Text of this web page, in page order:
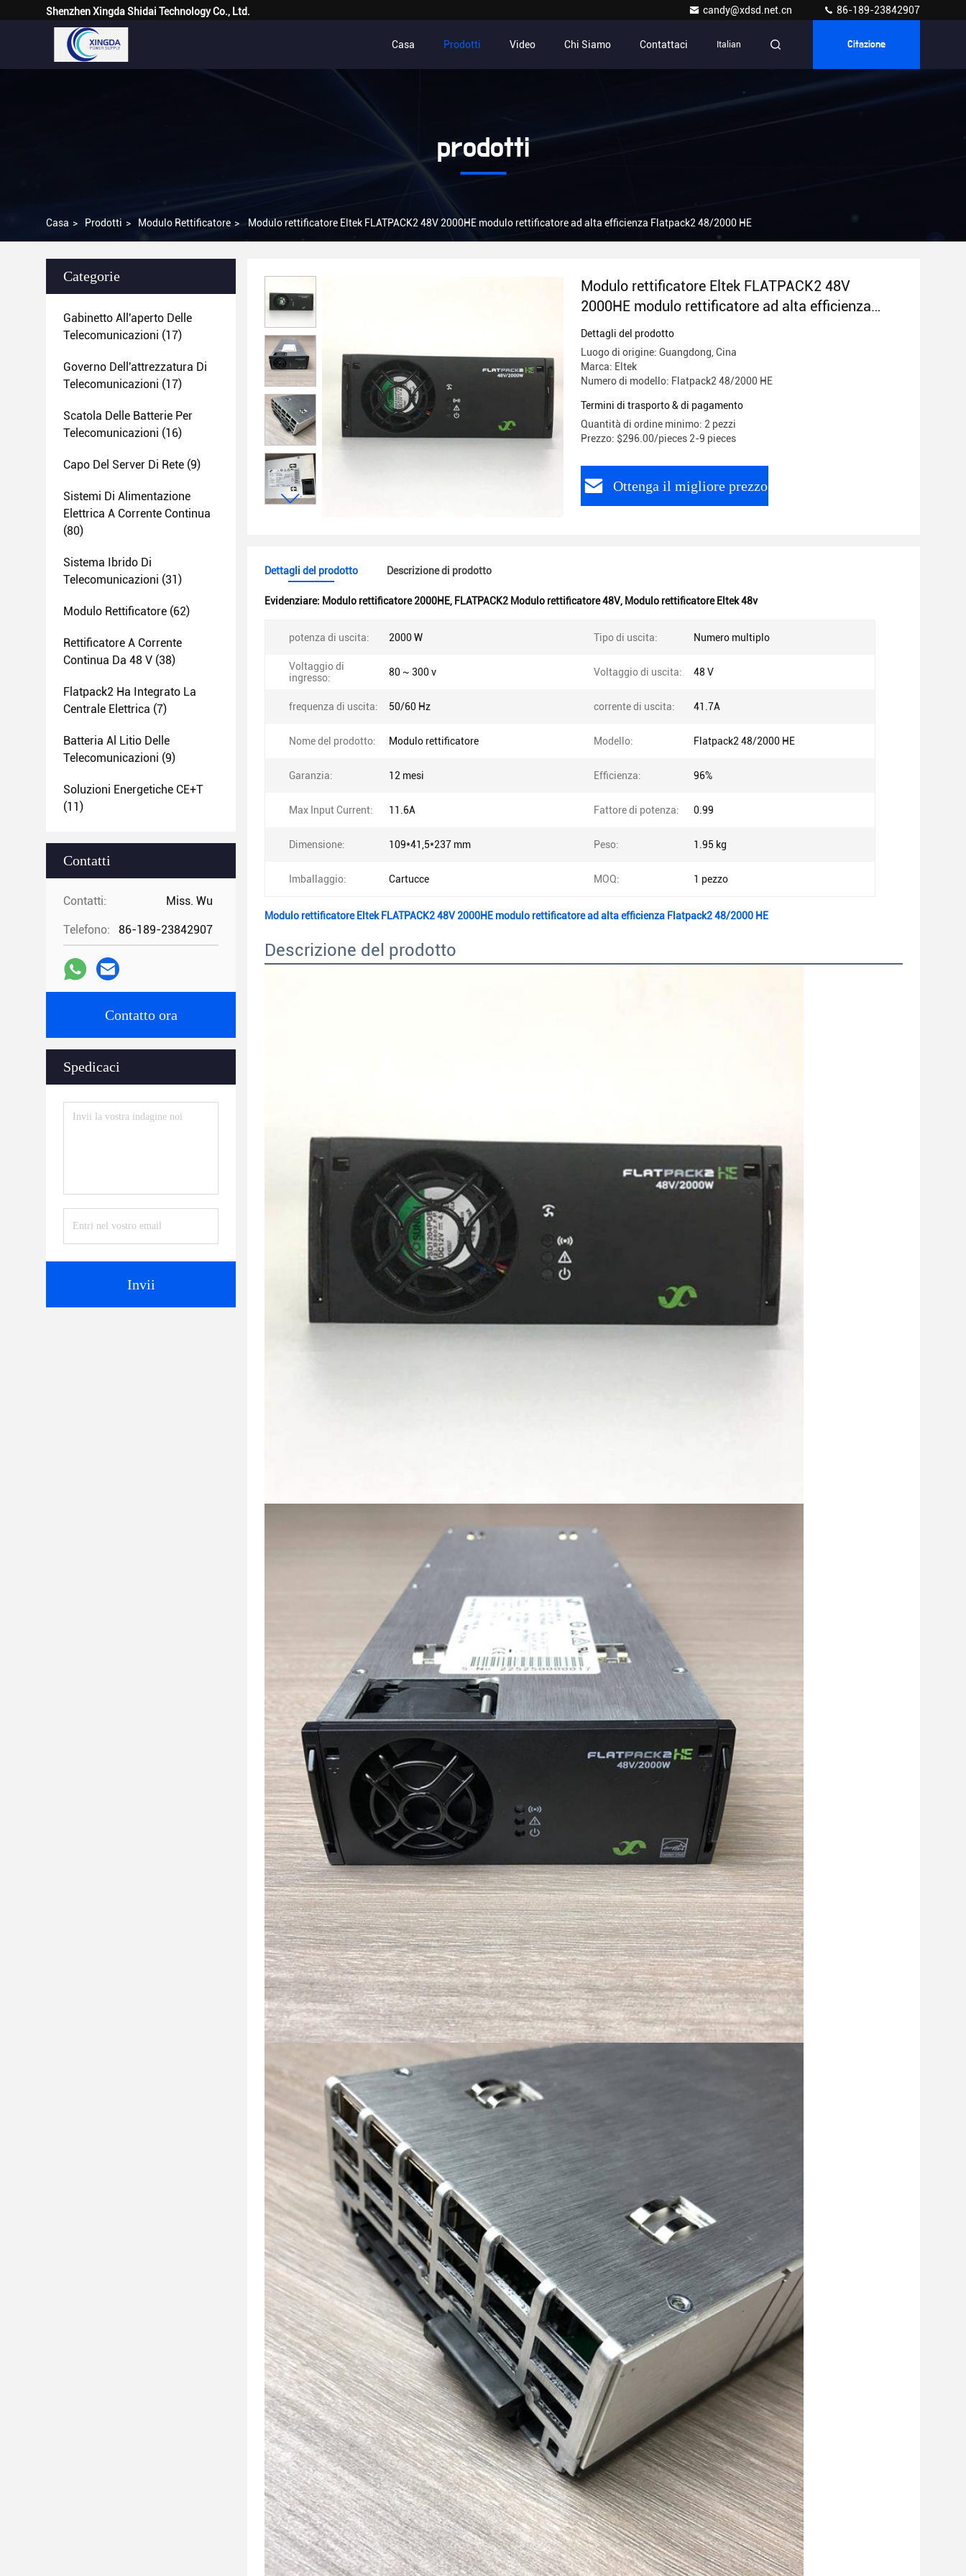
Shenzhen Xingda Shidai Technology Co., Ltd. candy@xdsd.net.cn 86-189-23842907
Casa Prodotti Video Chi Siamo Contattaci Italian Citazione
prodotti
Casa > Prodotti > Modulo Rettificatore > Modulo rettificatore Eltek FLATPACK2 48V 2000HE modulo rettificatore ad alta efficienza Flatpack2 48/2000 HE
Categorie
Gabinetto All'aperto Delle
Telecomunicazioni (17)
Governo Dell'attrezzatura Di
Telecomunicazioni (17)
Scatola Delle Batterie Per
Telecomunicazioni (16)
Capo Del Server Di Rete (9)
Sistemi Di Alimentazione
Elettrica A Corrente Continua
(80)
Sistema Ibrido Di
Telecomunicazioni (31)
Modulo Rettificatore (62)
Rettificatore A Corrente
Continua Da 48 V (38)
Flatpack2 Ha Integrato La
Centrale Elettrica (7)
Batteria Al Litio Delle
Telecomunicazioni (9)
Soluzioni Energetiche CE+T
(11)
Contatti
Contatti: Miss. Wu
Telefono: 86-189-23842907
Contatto ora
Spedicaci
Invii
Modulo rettificatore Eltek FLATPACK2 48V
2000HE modulo rettificatore ad alta efficienza
Flatpack2 48/2000 HE
Dettagli del prodotto
Luogo di origine: Guangdong, Cina
Marca: Eltek
Numero di modello: Flatpack2 48/2000 HE
Termini di trasporto & di pagamento
Quantità di ordine minimo: 2 pezzi
Prezzo: $296.00/pieces 2-9 pieces
Ottenga il migliore prezzo
Dettagli del prodotto Descrizione di prodotto
Evidenziare: Modulo rettificatore 2000HE, FLATPACK2 Modulo rettificatore 48V, Modulo rettificatore Eltek 48v
potenza di uscita: 2000 W Tipo di uscita: Numero multiplo
Voltaggio di
ingresso:
80 ~ 300 v Voltaggio di uscita: 48 V
frequenza di uscita: 50/60 Hz corrente di uscita: 41.7A
Nome del prodotto: Modulo rettificatore Modello: Flatpack2 48/2000 HE
Garanzia: 12 mesi Efficienza: 96%
Max Input Current: 11.6A Fattore di potenza: 0.99
Dimensione: 109*41,5*237 mm Peso: 1.95 kg
Imballaggio: Cartucce MOQ: 1 pezzo
Modulo rettificatore Eltek FLATPACK2 48V 2000HE modulo rettificatore ad alta efficienza Flatpack2 48/2000 HE
Descrizione del prodotto